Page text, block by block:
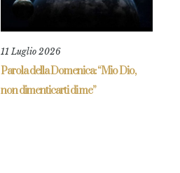
11 Luglio 2026
Parola della Domenica: “Mio Dio,
non dimenticarti di me”